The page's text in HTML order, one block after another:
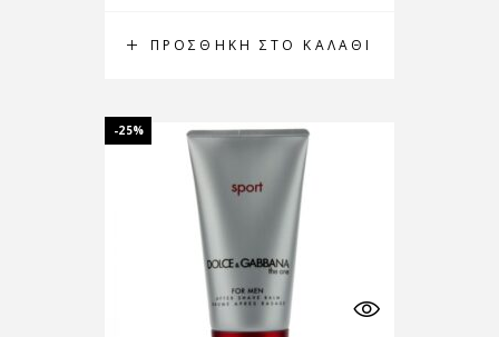
ΠΡΟΣΘΉΚΗ ΣΤΟ ΚΑΛΆΘΙ
-25%